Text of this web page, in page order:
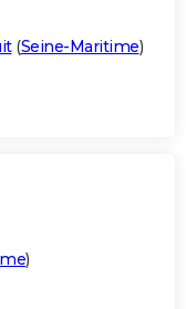
(Seine-Maritime)
)